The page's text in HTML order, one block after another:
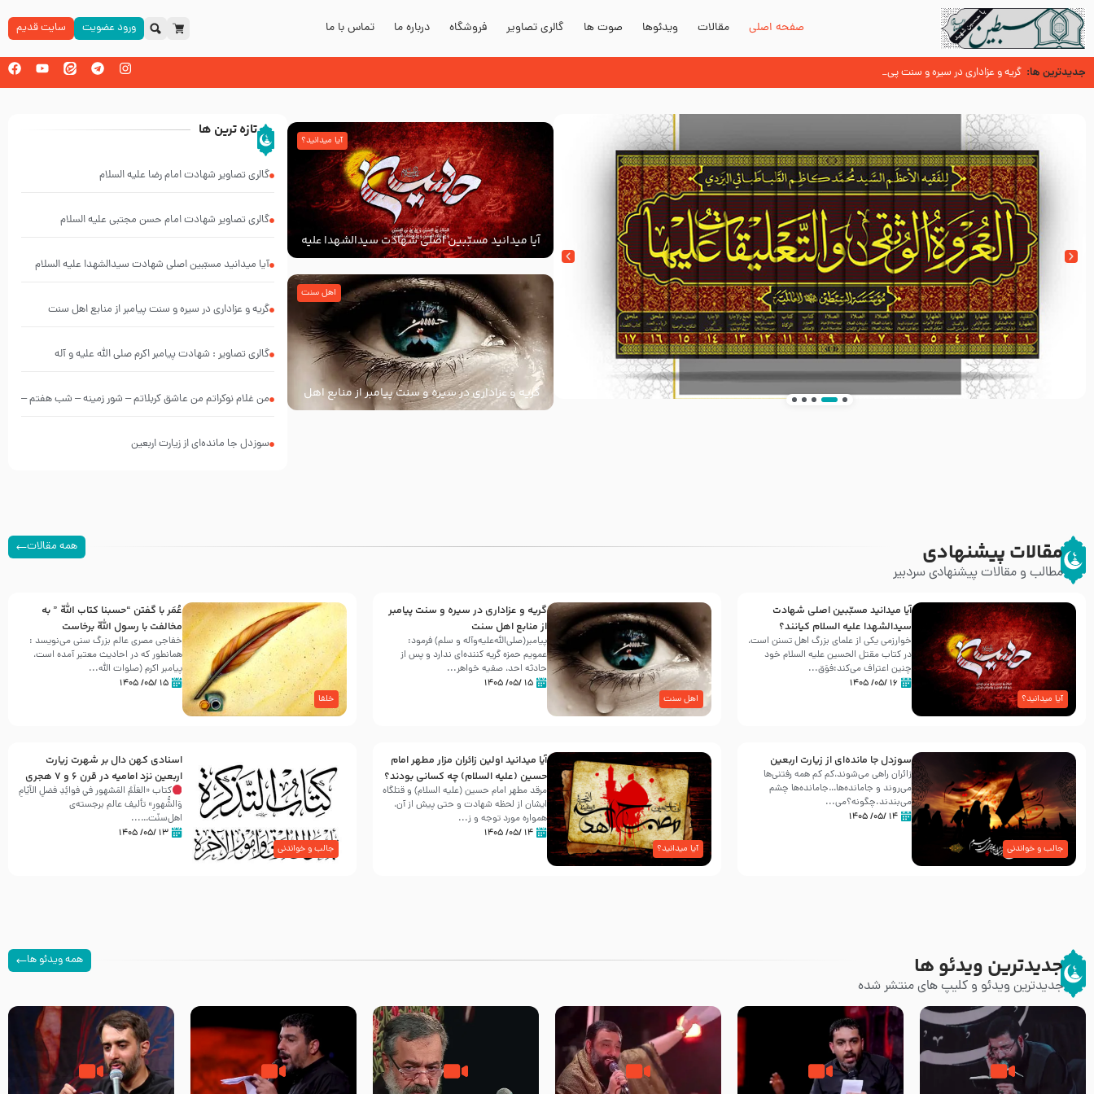
صفحه اصلی مقالات ویدئوها صوت ها گالری تصاویر فروشگاه درباره ما تماس با ما ورود عضویت سایت قدیم
جدیدترین ها: گریه و عزاداری در سیره و سنت پیامبر از منابع اهل سنت
عُمَر با گفتن “حسبنا كتاب اللّه ” به مخالفت با رسول اللّه برخاست
سوزدل جا مانده‌ای از زیارت اربعین
آیا میدانید مسبّبین اصلی شهادت سیدالشهدا علیه
‌السلام کیانند؟
آیا میدانید؟
گریه و عزاداری در سیره و سنت پیامبر از منابع اهل
سنت
اهل سنت
تازه ترین ها
گالری تصاویر شهادت امام رضا علیه السلام
گالری تصاویر شهادت امام حسن مجتبی علیه السلام
آیا میدانید مسبّبین اصلی شهادت سیدالشهدا علیه ‌السلام
گریه و عزاداری در سیره و سنت پیامبر از منابع اهل سنت
گالری تصاویر : شهادت پیامبر اکرم صلی الله علیه و آله
من غلام نوکراتم من عاشق کربلاتم – شور زمینه – شب هفتم –
سوزدل جا مانده‌ای از زیارت اربعین
مقالات پیشنهادی
مطالب و مقالات پیشنهادی سردبیر
همه مقالات
آیا میدانید؟
آیا میدانید مسبّبین اصلی شهادت
سیدالشهدا علیه ‌السلام کیانند؟
خوارزمی یکی از علمای بزرگ اهل تسنن است،
در کتاب مقتل الحسین علیه ‌السلام خود
چنین اعتراف می‌کند:فوَق...
۱۶ /۰۵/ ۱۴۰۵
اهل سنت
گریه و عزاداری در سیره و سنت پیامبر
از منابع اهل سنت
پیامبر(صلی‌الله‌علیه‌وآله و سلم) فرمود:
عمویم حمزه گریه کننده‌ای ندارد و پس از
حادثه احد، صفیه خواهر...
۱۵ /۰۵/ ۱۴۰۵
خلفا
عُمَر با گفتن “حسبنا كتاب اللّه ” به
مخالفت با رسول اللّه برخاست
خفاجی مصری عالم بزرگ سنی می‌نویسد :
همانطور که در احادیث معتبر آمده است،
پیامبر اکرم (صلوات اللّه...
۱۵ /۰۵/ ۱۴۰۵
جالب و خواندنی
سوزدل جا مانده‌ای از زیارت اربعین
زائران راهی می‌شوند،کم‌ کم همه رفتنی‌ها
می‌روند و جامانده‌ها…جامانده‌ها چشم
می‌بندند.چگونه؟می‌...
۱۴ /۰۵/ ۱۴۰۵
آیا میدانید؟
آیا میدانید اولین زائران مزار مطهر امام
حسین (علیه السلام) چه کسانی بودند؟
مرقد مطهر امام حسین (علیه السلام) و قتلگاه
ایشان از لحظه شهادت و حتی پیش از آن،
همواره مورد توجه و ز...
۱۴ /۰۵/ ۱۴۰۵
جالب و خواندنی
اسنادی کهن دال بر شهرت زیارت
اربعین نزد امامیه در قرن ۶ و ۷ هجری
کتاب «العَلَمُ المَشهور في فَوائِدِ فَضلِ الأيّامِ
وَالشُّهورِ» تألیف عالم برجسته‌ی
اهل‌سنّت…...
۱۳ /۰۵/ ۱۴۰۵
جدیدترین ویدئو ها
جدیدترین ویدئو و کلیپ های منتشر شده
همه ویدئو ها